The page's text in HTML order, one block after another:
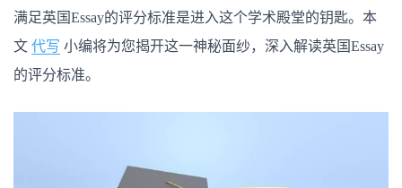
度
解
读
满足英国Essay的评分标准是进入这个学术殿堂的钥匙。本
文 代写 小编将为您揭开这一神秘面纱，深入解读英国Essay
的评分标准。